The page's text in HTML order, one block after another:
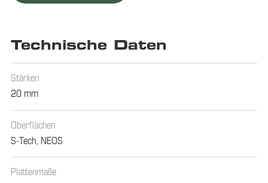
Technische Daten
Stärken
20 mm
Oberflächen
S-Tech, NEOS
Plattenmaße